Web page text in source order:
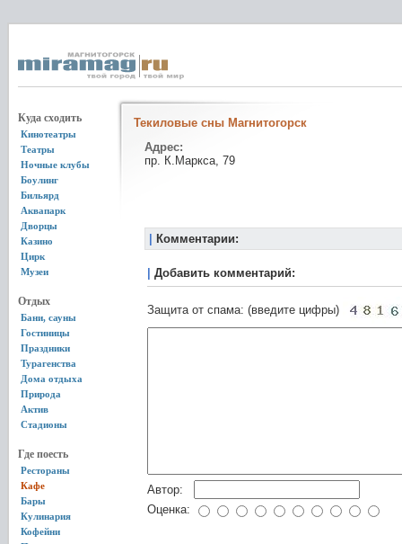
Куда сходить
Кинотеатры
Театры
Ночные клубы
Боулинг
Бильярд
Аквапарк
Дворцы
Казино
Цирк
Музеи
Отдых
Бани, сауны
Гостиницы
Праздники
Турагенства
Дома отдыха
Природа
Актив
Стадионы
Где поесть
Рестораны
Кафе
Бары
Кулинария
Кофейни
Текиловые сны Магнитогорск
Адрес:
пр. К.Маркса, 79
Комментарии:
Добавить комментарий:
Защита от спама: (введите цифры)
Автор:
Оценка: